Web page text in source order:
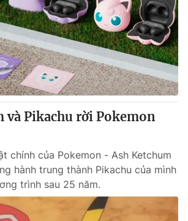
Đài Truyền hình Việt Nam
báo VTV
báo in và báo điện tử số 483/GP-BTTTT
Thủy
355 931 - 024.38 355 932
VTV:024.66 897 897
024-7300.7108
và Pikachu rời Pokemon
chính của Pokemon - Ash Ketchum
hành trung thành Pikachu của mình
trình sau 25 năm.